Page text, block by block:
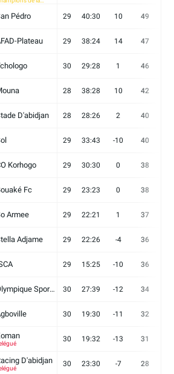
Pédro 29 40:30 10 49
Plateau 29 38:24 14 47
30 29:28 1 46
28 38:28 10 42
D'abidjan 28 28:26 2 40
29 33:43 -10 40
Korhogo 29 30:30 0 38
Fc 29 23:23 0 38
Armee 29 22:21 1 37
Adjame 29 22:26 -4 36
29 15:25 -10 36
Olympique Sport d'Abobo FC 30 27:39 -12 34
30 19:30 -11 32
30 19:32 -13 31
D'abidjan 30 23:30 -7 28